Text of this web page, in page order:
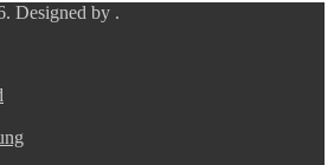
Designed by .